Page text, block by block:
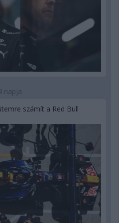
napja
számít a Red Bull